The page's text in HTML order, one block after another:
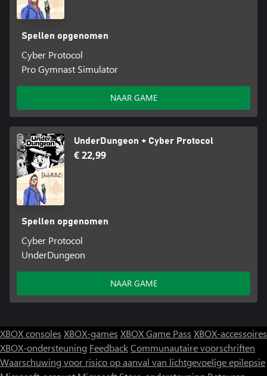
Spellen opgenomen
Cyber Protocol
Pro Gymnast Simulator
NAAR GAME
UnderDungeon + Cyber Protocol
€ 22,99
Spellen opgenomen
Cyber Protocol
UnderDungeon
NAAR GAME
XBOX consoles XBOX-games XBOX Game Pass XBOX-accessoires
XBOX-ondersteuning FeedbackCommunautaire voorschriften
Waarschuwing voor risico op aanval van lichtgevoelige epilepsie